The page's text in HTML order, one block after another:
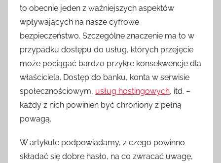
to obecnie jeden z ważniejszych aspektów
wpływających na nasze cyfrowe
bezpieczeństwo. Szczególne znaczenie ma to w
przypadku dostępu do usług, których przejęcie
może pociągać bardzo przykre konsekwencje dla
właściciela. Dostęp do banku, konta w serwisie
społecznościowym, usług hostingowych, itd. –
każdy z nich powinien być chroniony z pełną
powagą.
W artykule podpowiadamy, z czego powinno
składać się dobre hasło, na co zwracać uwagę,